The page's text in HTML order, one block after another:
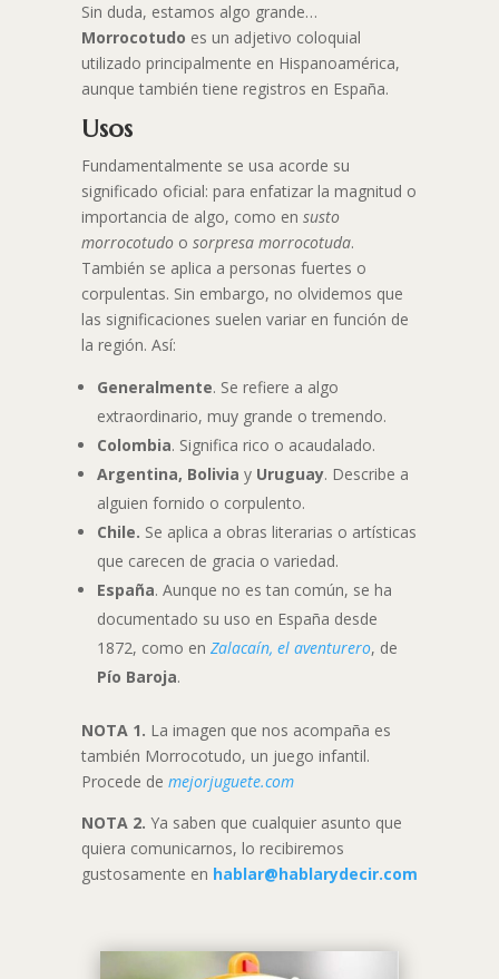
Sin duda, estamos algo grande…
Morrocotudo es un adjetivo coloquial
utilizado principalmente en Hispanoamérica,
aunque también tiene registros en España.
Usos
Fundamentalmente se usa acorde su
significado oficial: para enfatizar la magnitud o
importancia de algo, como en susto
morrocotudo o sorpresa morrocotuda.
También se aplica a personas fuertes o
corpulentas. Sin embargo, no olvidemos que
las significaciones suelen variar en función de
la región. Así:
Generalmente. Se refiere a algo
extraordinario, muy grande o tremendo.
Colombia. Significa rico o acaudalado.
Argentina, Bolivia y Uruguay. Describe a
alguien fornido o corpulento.
Chile. Se aplica a obras literarias o artísticas
que carecen de gracia o variedad.
España. Aunque no es tan común, se ha
documentado su uso en España desde
1872, como en Zalacaín, el aventurero, de
Pío Baroja.
NOTA 1. La imagen que nos acompaña es
también Morrocotudo, un juego infantil.
Procede de mejorjuguete.com
NOTA 2. Ya saben que cualquier asunto que
quiera comunicarnos, lo recibiremos
gustosamente en hablar@hablarydecir.com